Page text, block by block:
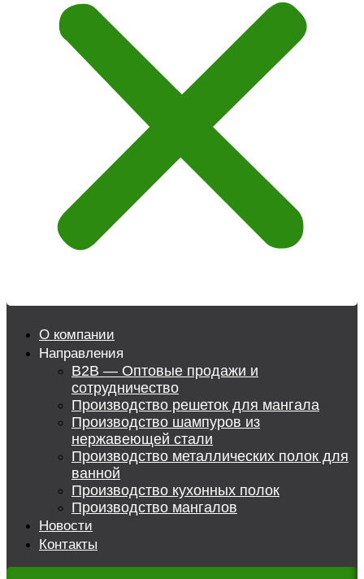
О компании
Направления
B2B — Оптовые продажи и
сотрудничество
Производство решеток для мангала
Производство шампуров из
нержавеющей стали
Производство металлических полок для
ванной
Производство кухонных полок
Производство мангалов
Новости
Контакты